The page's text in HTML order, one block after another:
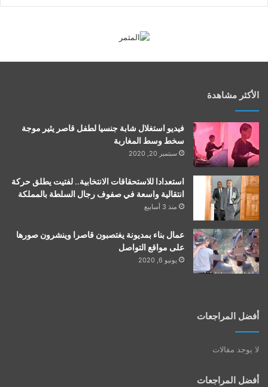
الأكثر مشاهدة
فيديو استغلال شابة جنسيا لطفل قاصر يثير موجة
سخط وسط المغاربة
سبتمبر 20, 2020
استعدادا للاستحقاقات الانتخابية.. لفتيت يطلق حركة
انتقالية واسعة في صفوف رجال السلطة بالمملكة
منذ 3 أسابيع
عمال بناء بمديونة يغتصبون قاصرا وينشرون صورها
على مواقع التواصل
يونيو 6, 2020
أفضل المراجعات
لا يوجد مقالات
أفضل المراجعات